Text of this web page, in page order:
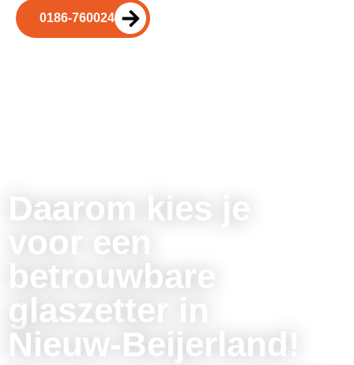
0186-760024
Daarom kies je
voor een
betrouwbare
glaszetter in
Nieuw-Beijerland!